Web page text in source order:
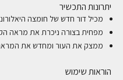
יתרונות התכשיר
מכיל דור חדש של חומצה
מפחית בצורה ניכרת את מראה
ממצק את העור ומחדש את
הוראות שימוש